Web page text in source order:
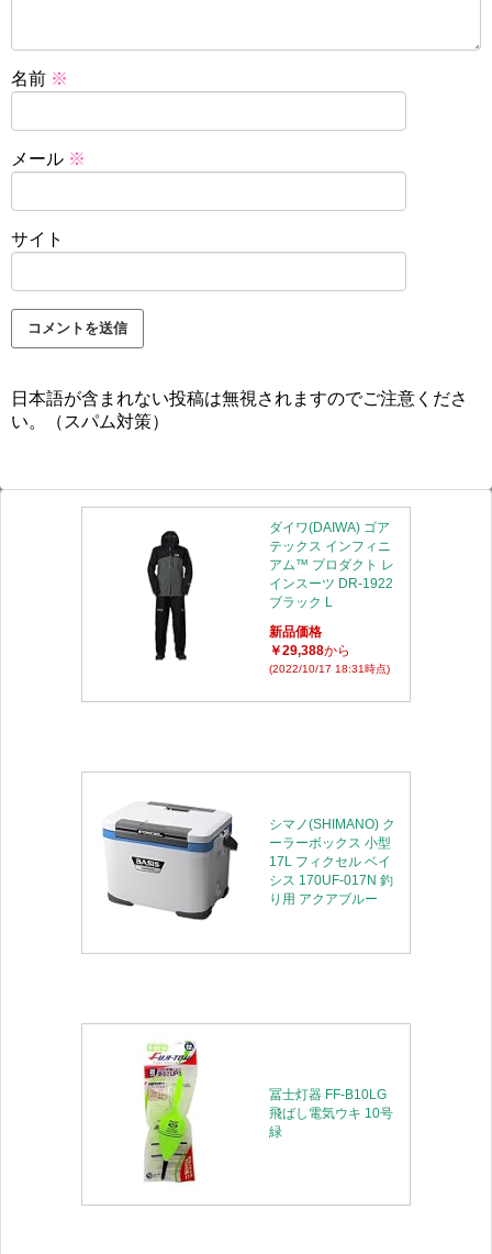
名前 ※
メール ※
サイト
日本語が含まれない投稿は無視されますのでご注意くださ
い。（スパム対策）
ダイワ(DAIWA) ゴア
テックス インフィニ
アム™ プロダクト レ
インスーツ DR-1922
ブラック L
新品価格
￥29,388から
(2022/10/17 18:31時点)
シマノ(SHIMANO) ク
ーラーボックス 小型
17L フィクセル ベイ
シス 170UF-017N 釣
り用 アクアブルー
冨士灯器 FF-B10LG
飛ばし電気ウキ 10号
緑